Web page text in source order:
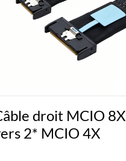
droit MCIO 8X
2* MCIO 4X